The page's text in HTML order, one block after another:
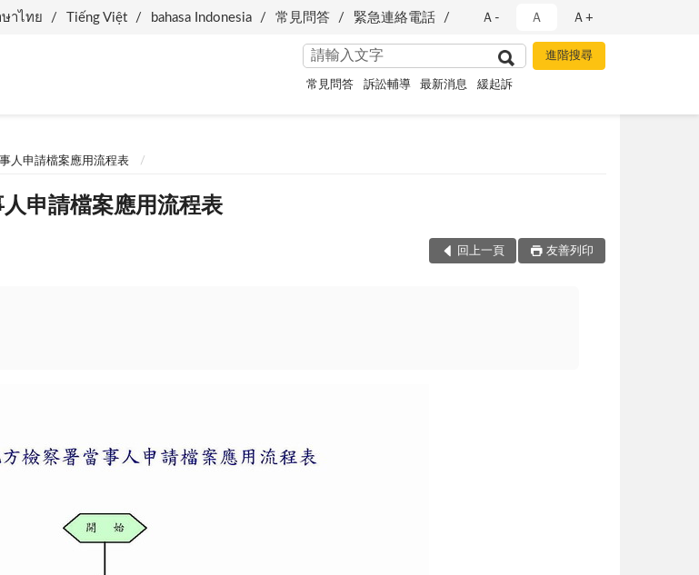
าไทย Tiếng Việt bahasa Indonesia 常見問答 緊急連絡電話 Ａ- Ａ Ａ+
常見問答 訴訟輔導 最新消息 緩起訴
人申請檔案應用流程表
申請檔案應用流程表
回上一頁 友善列印